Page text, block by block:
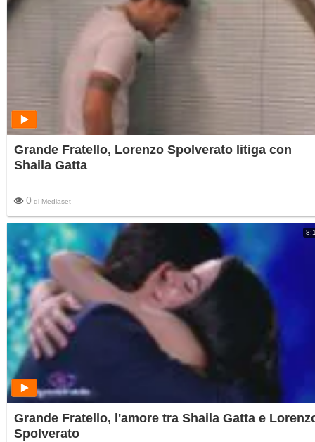
Grande Fratello, Lorenzo Spolverato litiga con
Shaila Gatta
0 di Mediaset
Grande Fratello, l'amore tra Shaila Gatta e
Spolverato